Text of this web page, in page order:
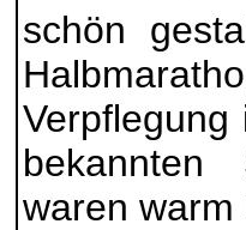
schön
bekannten
waren